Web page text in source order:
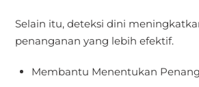
Selain itu, deteksi dini
penanganan yang lebih efektif.
Membantu Menentukan